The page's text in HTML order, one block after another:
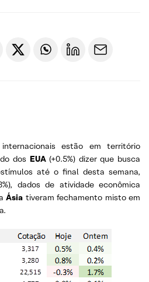
estão em território
dos EUA(+0.5%) dizer que busca
até o final desta semana,
dados de atividade econômica
Ásia tiveram fechamento misto em